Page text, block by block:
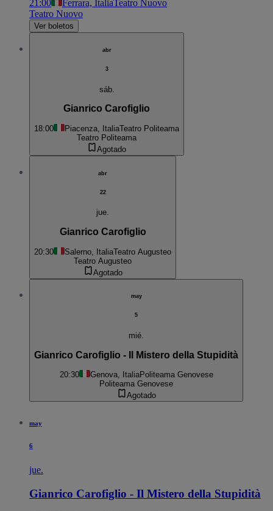
21:00 Ferrara, ItaliaTeatro Nuovo
Teatro Nuovo
Ver boletos
abr
3
sáb.
Gianrico Carofiglio
18:00 Piacenza, ItaliaTeatro Politeama
Teatro Politeama
Agotado
abr
22
jue.
Gianrico Carofiglio
20:30 Salerno, ItaliaTeatro Augusteo
Teatro Augusteo
Agotado
may
5
mié.
Gianrico Carofiglio - Il Mistero della Stupidità
20:30 Genova, ItaliaPoliteama Genovese
Politeama Genovese
Agotado
may
6
jue.
Gianrico Carofiglio - Il Mistero della Stupidità